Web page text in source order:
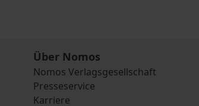
Über Nomos
Nomos Verlagsgesellschaft
Presseservice
Karriere